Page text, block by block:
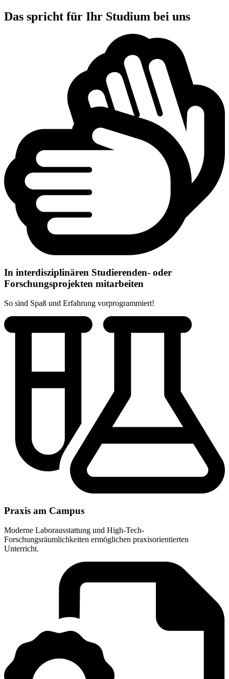
Das spricht für Ihr Studium bei uns
In interdisziplinären Studierenden- oder
Forschungsprojekten mitarbeiten
So sind Spaß und Erfahrung vorprogrammiert!
Praxis am Campus
Moderne Laborausstattung und High-Tech-
Forschungsräumlichkeiten ermöglichen praxisorientierten
Unterricht.